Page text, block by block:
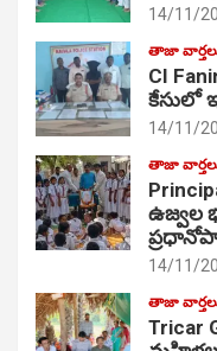
14/11/
తాజా
CI
కేసులో
14/11/
తాజా
ఉజ్వల
14/11/
తాజా
Tricar